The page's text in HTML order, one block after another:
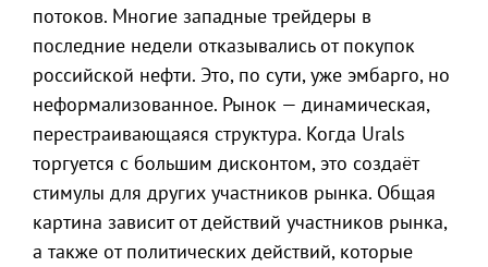
потоков. Многие западные трейдеры в
последние недели отказывались от покупок
российской нефти. Это, по сути, уже эмбарго, но
неформализованное. Рынок — динамическая,
перестраивающаяся структура. Когда Urals
торгуется с большим дисконтом, это создаёт
стимулы для других участников рынка. Общая
картина зависит от действий участников рынка,
а также от политических действий, которые